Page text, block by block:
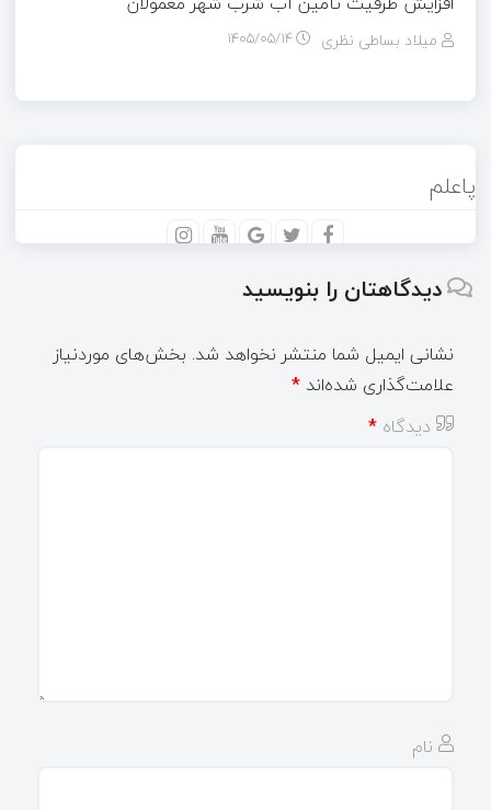
میلاد بساطی نظری ۱۴۰۵/۰۵/۱۴
پاعلم
دیدگاهتان را بنویسید
نشانی ایمیل شما منتشر نخواهد شد. بخش‌های موردنیاز
علامت‌گذاری شده‌اند *
دیدگاه *
نام